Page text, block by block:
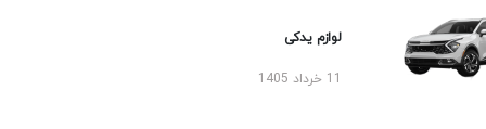
لوازم یدکی